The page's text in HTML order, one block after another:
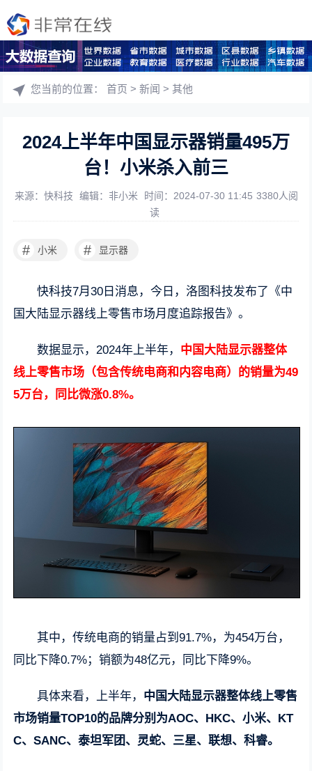
您当前的位置：首页 >新闻 >其他
2024上半年中国显示器销量495万
台！小米杀入前三
来源：快科技 编辑：非小米 时间：2024-07-30 11:45 3380人阅
读
# 小米 # 显示器
快科技7月30日消息，今日，洛图科技发布了《中
国大陆显示器线上零售市场月度追踪报告》。
数据显示，2024年上半年， 中国大陆显示器整体
线上零售市场（包含传统电商和内容电商）的销量为49
5万台，同比微涨0.8%。
其中，传统电商的销量占到91.7%，为454万台，
同比下降0.7%；销额为48亿元，同比下降9%。
具体来看，上半年， 中国大陆显示器整体线上零售
市场销量TOP10的品牌分别为AOC、HKC、小米、KT
C、SANC、泰坦军团、灵蛇、三星、联想、科睿。